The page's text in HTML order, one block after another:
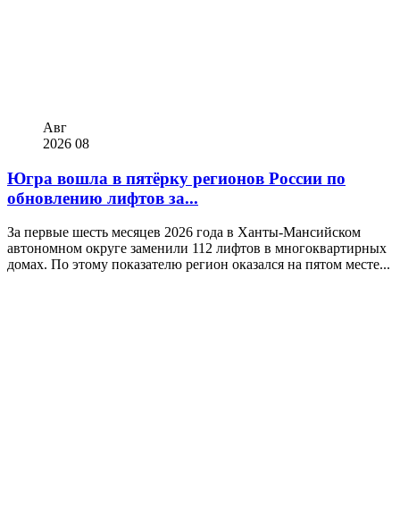
Авг
2026 08
Югра вошла в пятёрку регионов России по
обновлению лифтов за...
За первые шесть месяцев 2026 года в Ханты-Мансийском
автономном округе заменили 112 лифтов в многоквартирных
домах. По этому показателю регион оказался на пятом месте...